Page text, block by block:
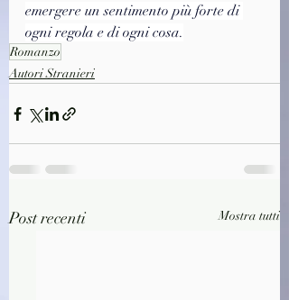
emergere un sentimento più forte di
ogni regola e di ogni cosa.
Romanzo
Autori Stranieri
Post recenti Mostra tutti